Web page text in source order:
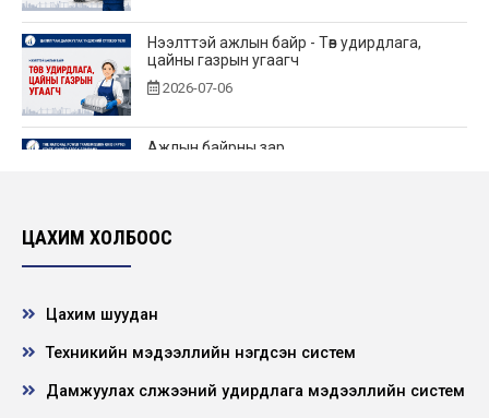
Нээлттэй ажлын байр - Төв удирдлага,
цайны газрын угаагч
2026-07-06
Ажлын байрны зар
НЭЭЛТТЭЙ АЖЛЫН БАЙРНЫ СОНГОН
2026-06-21
ЦАХИМ ХОЛБООС
Цахим шуудан
Техникийн мэдээллийн нэгдсэн систем
Дамжуулах сүлжээний удирдлага мэдээллийн систем